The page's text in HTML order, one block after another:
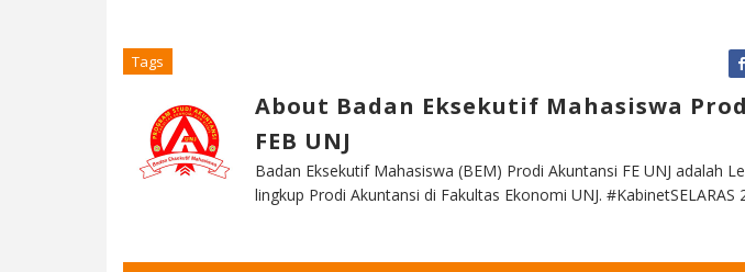
Tags
About Badan Eksekutif Mahasiswa
FEB UNJ
Badan Eksekutif Mahasiswa (BEM) Prodi Akuntansi FE UNJ adalah
lingkup Prodi Akuntansi di Fakultas Ekonomi UNJ. #KabinetSELARAS